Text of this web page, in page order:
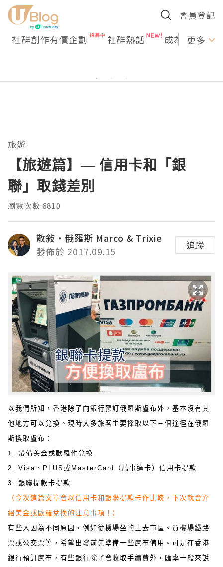
會員登記
社群創作有價企劃 社群熱話 成為U更多
旅遊
【旅遊篇】— 信用卡和「銀
聯」取錢差別
瀏覽次數:6810
散敍・俄羅斯 Marco & Trixie
發佈於 2017.09.15
追蹤
以我們所知，香港除了向銀行預訂俄羅斯盧布外，基本沒有其
他地方可以兌換。現時大多旅客主要採取以下三個途徑在俄羅
斯換取盧布︰
1. 帶備美金或歐羅作兌換
2. Visa、PLUS或MasterCard（萬事達卡）信用卡提款
3. 銀聯提款卡提款
（今次這篇文章會以信用卡和銀聯提款卡作比較，下次就會介
紹美金或歐羅兌換的注意事項！）
有些人因為不同原因，例如從機場坐的士去市區、買機場鐵路
票或公交票等，希望出發前先準備一些盧布備用。可是在香港
銀行預訂盧布，有些銀行除了會收取手續費外，匯率一般來說